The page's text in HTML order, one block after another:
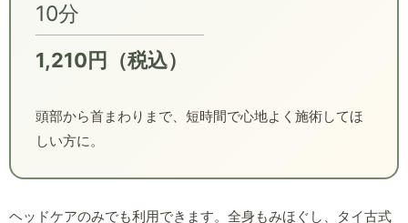
10分
1,210円（税込）
頭部から首まわりまで、短時間で心地よく施術してほ
しい方に。
ヘッドケアのみでも利用できます。全身もみほぐし、タイ古式